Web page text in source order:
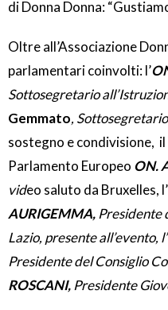
di Donna Donna:
Oltre all’Associazione
parlamentari coinvolti: l’
Sottosegretario
Gemmato,
sostegno e condivisione,
Parlamento Europeo ON.
video saluto da Bruxelles, l’
AURIGEMMA, Presidente
Lazio, presente all’evento, l’
Presidente del Consiglio
ROSCANI, Presidente